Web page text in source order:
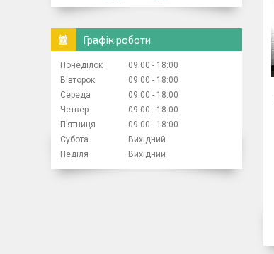
Графік роботи
Понеділок 09:00
18:00
Вівторок
09:00
18:00
Середа
09:00
18:00
Четвер
09:00
18:00
Пʼятниця
09:00
18:00
Субота
Вихідний
Неділя
Вихідний